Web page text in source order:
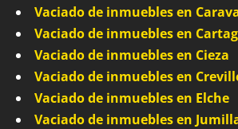
Vaciado de inmuebles en
Vaciado de inmuebles en
Vaciado de inmuebles en Cieza
Vaciado de inmuebles en
Vaciado de inmuebles en Elche
Vaciado de inmuebles en